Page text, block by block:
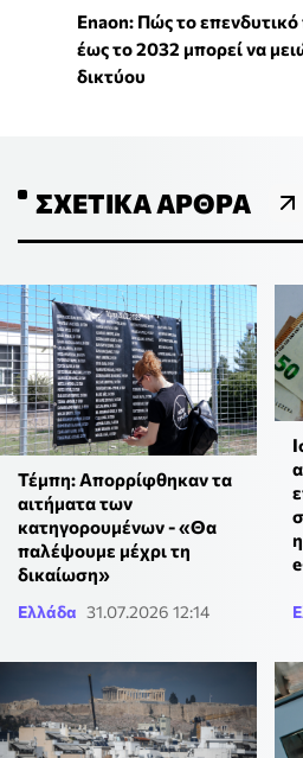
Enaon: Πώς το
έως το 2032 μπορεί να
δικτύου
ΣΧΕΤΙΚΆ ΆΡΘΡΑ
Τέμπη: Απορρίφθηκαν τα
αιτήματα των
κατηγορουμένων - «Θα
παλέψουμε μέχρι τη
δικαίωση»
Ελλάδα 31.07.2026 12:14